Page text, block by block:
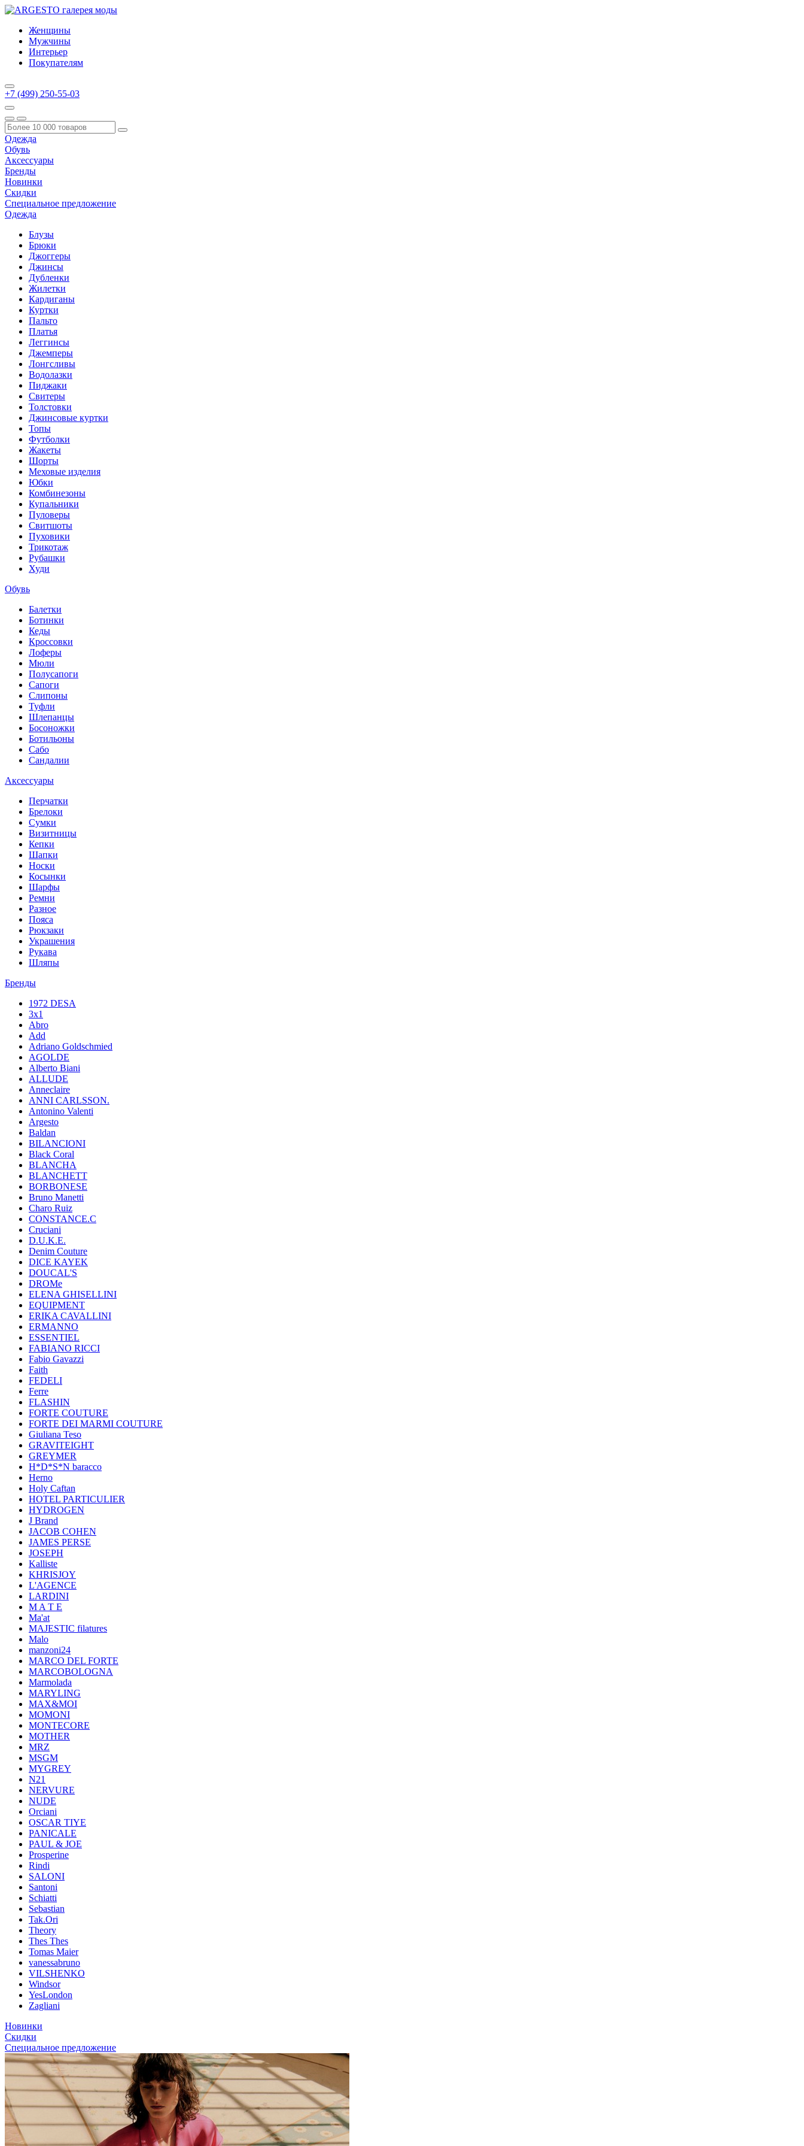
Женщины
Мужчины
Интерьер
Покупателям
+7 (499) 250-55-03
Одежда
Обувь
Аксессуары
Бренды
Новинки
Скидки
Специальное предложение
Одежда
Блузы
Брюки
Джоггеры
Джинсы
Дубленки
Жилетки
Кардиганы
Куртки
Пальто
Платья
Леггинсы
Джемперы
Лонгсливы
Водолазки
Пиджаки
Свитеры
Толстовки
Джинсовые куртки
Топы
Футболки
Жакеты
Шорты
Меховые изделия
Юбки
Комбинезоны
Купальники
Пуловеры
Свитшоты
Пуховики
Трикотаж
Рубашки
Худи
Обувь
Балетки
Ботинки
Кеды
Кроссовки
Лоферы
Мюли
Полусапоги
Сапоги
Слипоны
Туфли
Шлепанцы
Босоножки
Ботильоны
Сабо
Сандалии
Аксессуары
Перчатки
Брелоки
Сумки
Визитницы
Кепки
Шапки
Носки
Косынки
Шарфы
Ремни
Разное
Пояса
Рюкзаки
Украшения
Рукава
Шляпы
Бренды
1972 DESA
3x1
Abro
Add
Adriano Goldschmied
AGOLDE
Alberto Biani
ALLUDE
Anneclaire
ANNI CARLSSON.
Antonino Valenti
Argesto
Baldan
BILANCIONI
Black Coral
BLANCHA
BLANCHETT
BORBONESE
Bruno Manetti
Charo Ruiz
CONSTANCE.C
Cruciani
D.U.K.E.
Denim Couture
DICE KAYEK
DOUCAL'S
DROMe
ELENA GHISELLINI
EQUIPMENT
ERIKA CAVALLINI
ERMANNO
ESSENTIEL
FABIANO RICCI
Fabio Gavazzi
Faith
FEDELI
Ferre
FLASHIN
FORTE COUTURE
FORTE DEI MARMI COUTURE
Giuliana Teso
GRAVITEIGHT
GREYMER
H*D*S*N baracco
Herno
Holy Caftan
HOTEL PARTICULIER
HYDROGEN
J Brand
JACOB COHEN
JAMES PERSE
JOSEPH
Kalliste
KHRISJOY
L'AGENCE
LARDINI
M A T E
Ma'at
MAJESTIC filatures
Malo
manzoni24
MARCO DEL FORTE
MARCOBOLOGNA
Marmolada
MARYLING
MAX&MOI
MOMONI
MONTECORE
MOTHER
MRZ
MSGM
MYGREY
N21
NERVURE
NUDE
Orciani
OSCAR TIYE
PANICALE
PAUL & JOE
Prosperine
Rindi
SALONI
Santoni
Schiatti
Sebastian
Tak.Ori
Theory
Thes Thes
Tomas Maier
vanessabruno
VILSHENKO
Windsor
YesLondon
Zagliani
Новинки
Скидки
Специальное предложение